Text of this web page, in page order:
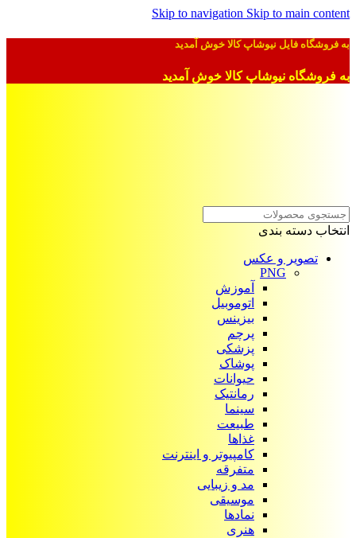
Skip to navigation Skip to main content
به فروشگاه فایل نیوشاپ کالا خوش آمدید
به فروشگاه نیوشاپ کالا خوش آمدید
انتخاب دسته بندی
تصویر و عکس
PNG
آموزش
اتوموبیل
بیزینس
پرچم
پزشکی
پوشاک
حیوانات
رمانتیک
سینما
طبیعت
غذاها
کامپیوتر و اینترنت
متفرقه
مد و زیبایی
موسیقی
نمادها
هنری